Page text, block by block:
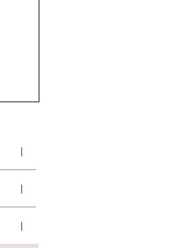
｜
｜
｜